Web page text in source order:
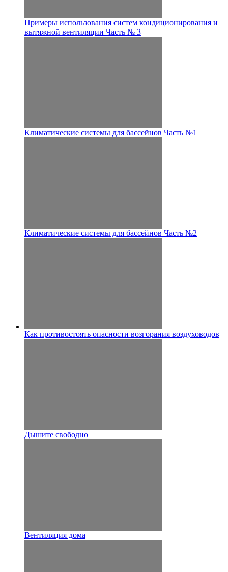
Примеры использования систем кондиционирования и
вытяжной вентиляции Часть № 3
Климатические системы для бассейнов Часть №1
Климатические системы для бассейнов Часть №2
Как противостоять опасности возгорания воздуховодов
Дышите свободно
Вентиляция дома